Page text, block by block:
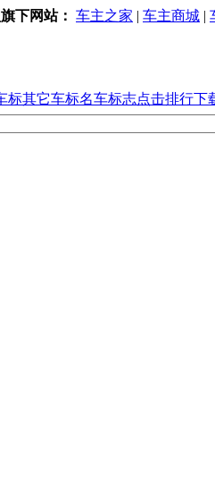
下网站： 车主之家 | 车主商城 |
标其它车标名车标志点击排行下